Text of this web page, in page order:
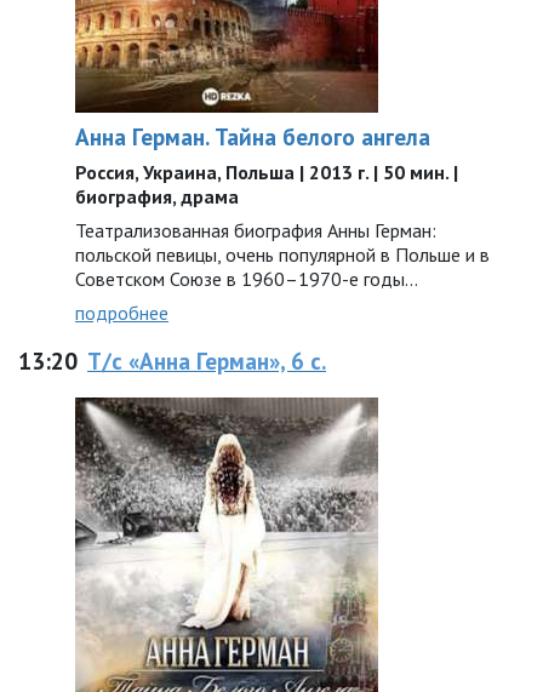
Анна Герман. Тайна белого ангела
Россия, Украина, Польша | 2013 г. | 50 мин. |
биография, драма
Театрализованная биография Анны Герман:
польской певицы, очень популярной в Польше и в
Советском Союзе в 1960–1970-е годы…
подробнее
13:20 Т/с «Анна Герман», 6 с.